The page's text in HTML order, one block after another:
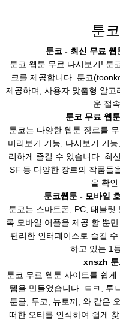
툰
툰코 - 최신 무료
툰코 웹툰 무료 다시보기! 툰
크를 제공합니다. 툰코
제공하며, 사용자 맞춤형 알고
운 접
툰코 무료 웹
툰코는 다양한 웹툰 장르를
미리보기 기능, 다시보기 기
리하게 즐길 수 있습니다. 최
SF 등 다양한 장르의 작품들
을 확인
툰코웹툰 - 모바일
툰코는 스마트폰, PC, 태블릿
록 모바일 어플을 제공 할 뿐
편리한 인터페이스로 즐길
하고 있는 1
xnszh
툰코 무료 웹툰 사이트를 쉽
템을 만들었습니다. ㅌㅋ, 투
툰콜, 투코, 뉴토끼, 와 같은
떠한 오타를 인식하여 쉽게